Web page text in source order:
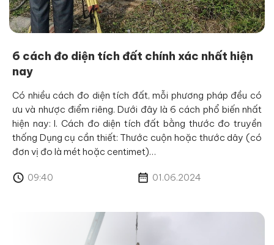
6 cách đo diện tích đất chính xác nhất hiện
nay
Có nhiều cách đo diện tích đất, mỗi phương pháp đều có
ưu và nhược điểm riêng. Dưới đây là 6 cách phổ biến nhất
hiện nay: I. Cách đo diện tích đất bằng thước đo truyền
thống Dụng cụ cần thiết: Thước cuộn hoặc thước dây (có
đơn vị đo là mét hoặc centimet)…
09:40 01.06.2024